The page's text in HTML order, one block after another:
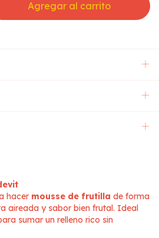
hacer mousse de frutilla de forma
aireada y sabor bien frutal. Ideal
sumar un relleno rico sin